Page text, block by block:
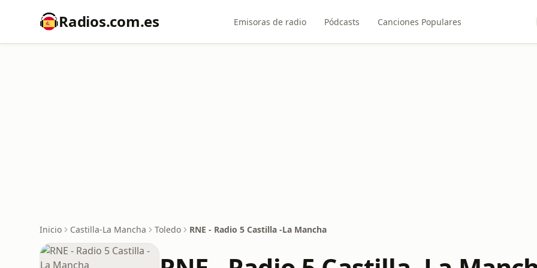
Radios.com.es Emisoras de radio Pódcasts Canciones Populares
Inicio Castilla-La Mancha Toledo RNE - Radio 5 Castilla -La Mancha